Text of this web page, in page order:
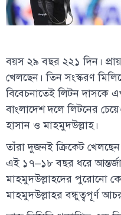
বয়স ২৯ বছর ২২১ দিন।
খেলছেন। তিন সংস্করণ
বিবেচনাতেই লিটন দাসকে
বাংলাদেশ দলে লিটনের
হাসান ও মাহমুদউল্লাহ।
তাঁরা দুজনই ক্রিকেট
এই ১৭–১৮ বছর ধরে
মাহমুদউল্লাহদের পুরোনো
মাহমুদউল্লাহর বন্ধুত্বপূর্ণ